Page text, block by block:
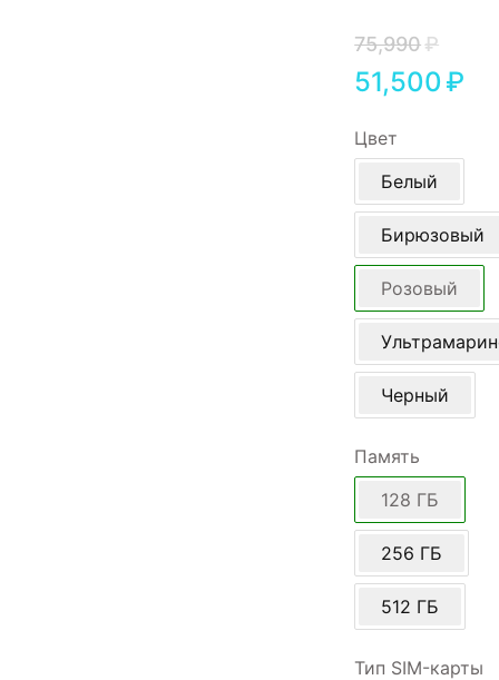
75,990₽
51,500₽
Цвет
Белый
Бирюзовый
Розовый
Черный
Память
128 ГБ
256 ГБ
512 ГБ
Тип SIM-карты